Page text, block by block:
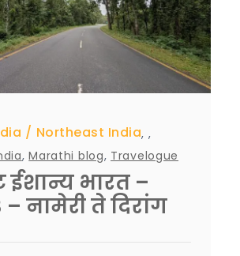
, ,
Northeast India
,Marathi blog, Travelogue
भारत –
नामेरी ते दिरांग